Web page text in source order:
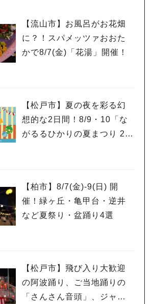
【流山市】お風呂がお花畑
に？！スパメッツァおおた
かで8/7(金)「花湯」開催！
【松戸市】夏の夜を彩る幻
想的な2日間！8/9・10「な
がるるひかりの夏まつり 20
【柏市】8/7(金)‐9(日) 開
催！緑ヶ丘・亀甲台・逆井
など夏祭り・盆踊り4選
【松戸市】飛び入り大歓迎
の阿波踊り、ご当地踊りの
「さんさん音頭」、ジャ